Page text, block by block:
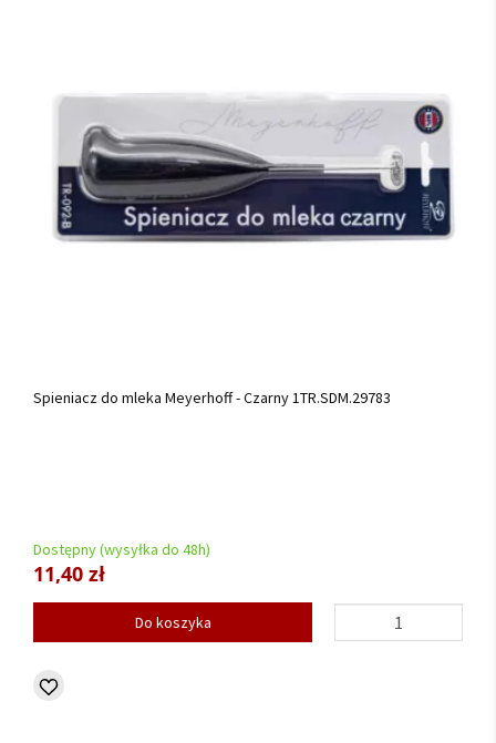
Spieniacz do mleka Meyerhoff - Czarny 1TR.SDM.29783
Dostępny (wysyłka do 48h)
11,40 zł
Do koszyka